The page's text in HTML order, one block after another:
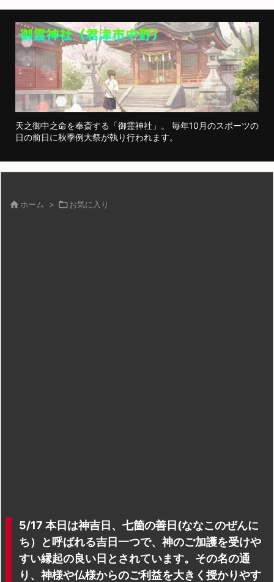
天之御中之命を奉斎する「御霊神社」。 毎年10月のスポーツの
日の前日に秋季例大祭が執り行われます。
 ホーム > お気に入り
5/17 本日は神吉日、七箇の善日(ななこのぜんに
ち）と呼ばれる吉日一つで、神のご加護を受けや
すい縁起の良い日とされています。その名の通
り、神様や仏様からのご利益を大きく授かりやす